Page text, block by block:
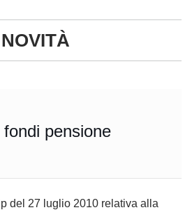
NOVITÀ
pensione
del 27 luglio 2010 relativa alla